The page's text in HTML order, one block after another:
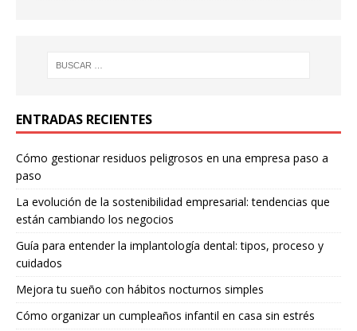
ENTRADAS RECIENTES
Cómo gestionar residuos peligrosos en una empresa paso a
paso
La evolución de la sostenibilidad empresarial: tendencias que
están cambiando los negocios
Guía para entender la implantología dental: tipos, proceso y
cuidados
Mejora tu sueño con hábitos nocturnos simples
Cómo organizar un cumpleaños infantil en casa sin estrés